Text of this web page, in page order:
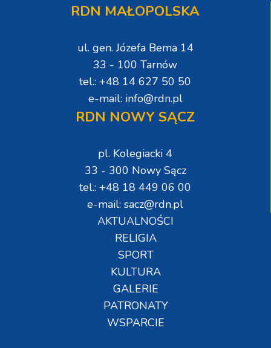
RDN MAŁOPOLSKA
ul. gen. Józefa Bema 14
33 - 100 Tarnów
tel.: +48 14 627 50 50
e-mail: info@rdn.pl
RDN NOWY SĄCZ
pl. Kolegiacki 4
33 - 300 Nowy Sącz
tel.: +48 18 449 06 00
e-mail: sacz@rdn.pl
AKTUALNOŚCI
RELIGIA
SPORT
KULTURA
GALERIE
PATRONATY
WSPARCIE